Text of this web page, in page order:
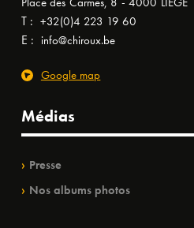
T : +32(0)4 223 19 60
E : info@chiroux.be
Google map
Médias
Presse
Nos albums photos